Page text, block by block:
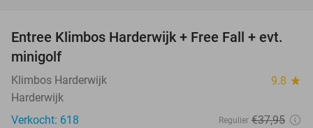
30%
Entree Klimbos Harderwijk + Free Fall + evt.
minigolf
Klimbos Harderwijk 9.8 star
Harderwijk
Verkocht: 618
Regulier €37,95